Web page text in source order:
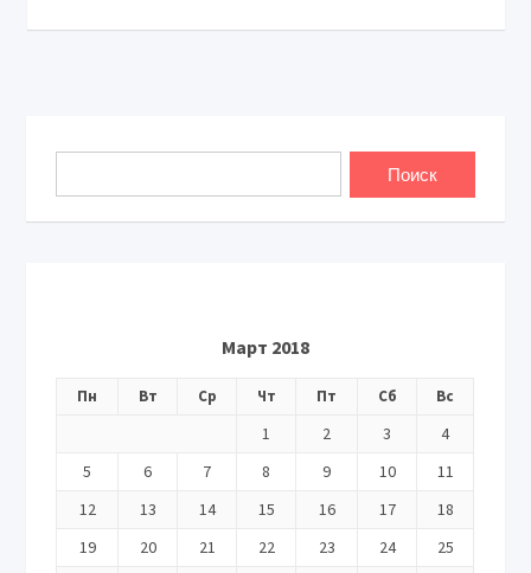
Март 2018
Пн Вт Ср Чт Пт Сб Вс
1 2 3
4
5
6 7 8 9 10
11
12
13 14 15 16 17
18
19
20 21 22 23 24
25